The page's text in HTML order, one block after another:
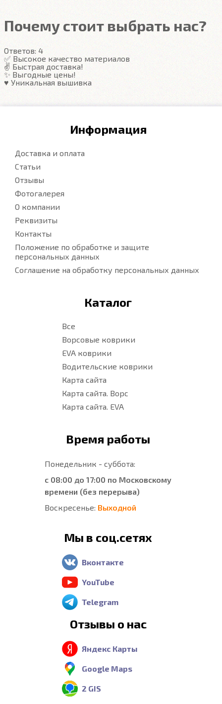
Почему стоит выбрать нас?
Ответов: 4
✅ Высокое качество материалов
✌️ Быстрая доставка!
✨ Выгодные цены!
♥️ Уникальная вышивка
Информация
Доставка и оплата
Статьи
Отзывы
Фотогалерея
О компании
Реквизиты
Контакты
Положение по обработке и защите
персональных данных
Соглашение на обработку персональных данных
Каталог
Все
Ворсовые коврики
EVA коврики
Водительские коврики
Карта сайта
Карта сайта. Ворс
Карта сайта. EVA
Время работы
Понедельник - суббота:
с 08:00 до 17:00 по Московскому
времени (без перерыва)
Воскресенье: Выходной
Мы в соц.сетях
Вконтакте
YouTube
Telegram
Отзывы о нас
Яндекс Карты
Google Maps
2 GIS